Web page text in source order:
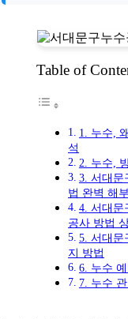
Table of
1. 누수,
석
2. 누수,
3. 서대문
법 완벽 해부
4. 서대문
공사 방법
5. 서대문
지 방법
6. 누수
7. 누수